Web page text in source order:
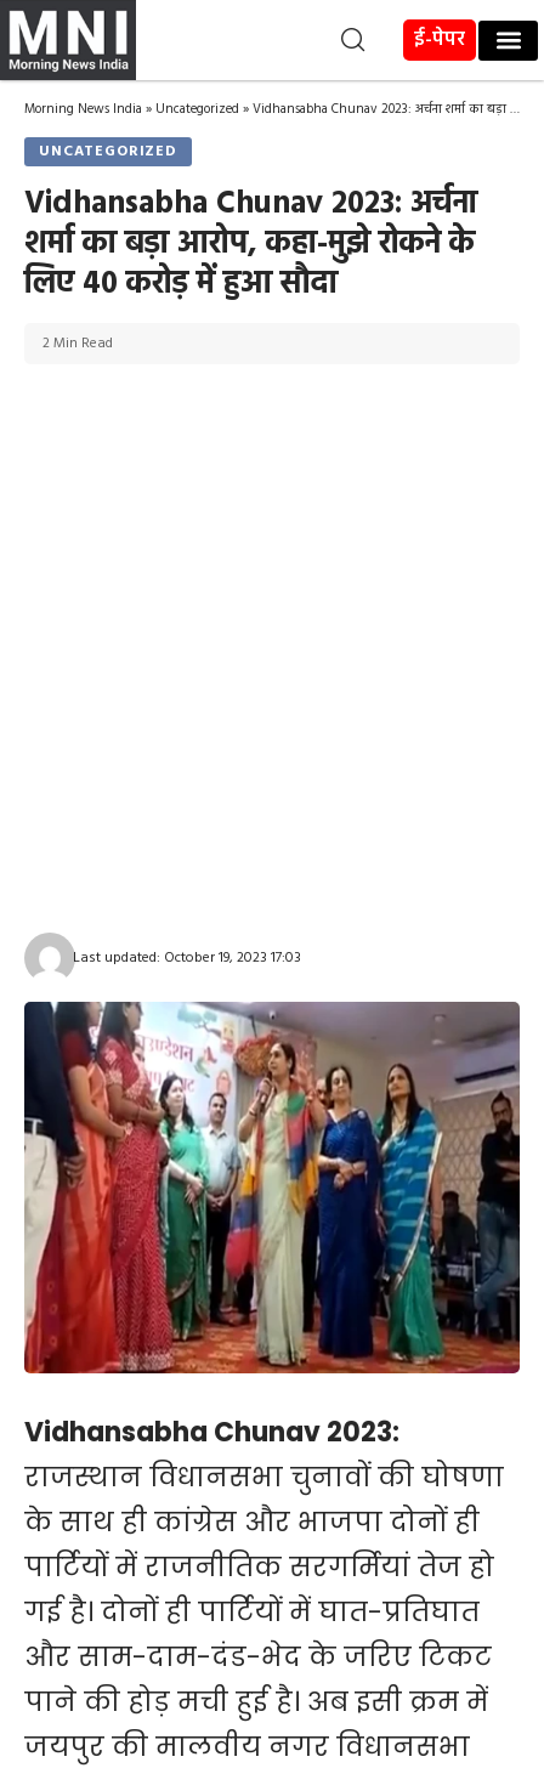
ई-पेपर
Morning News India » Uncategorized »Vidhansabha Chunav 2023: अर्चना शर्मा का बड़ा आरोप, कहा-मुझे रोकने के लिए 40 करोड़ में हुआ सौदा
UNCATEGORIZED
Vidhansabha Chunav 2023: अर्चना
शर्मा का बड़ा आरोप, कहा-मुझे रोकने के
लिए 40 करोड़ में हुआ सौदा
Last updated: October 19, 2023 17:03
2 Min Read
Vidhansabha Chunav 2023:
राजस्थान विधानसभा चुनावों की घोषणा
के साथ ही कांग्रेस और भाजपा दोनों ही
पार्टियों में राजनीतिक सरगर्मियां तेज हो
गई है। दोनों ही पार्टियों में घात-प्रतिघात
और साम-दाम-दंड-भेद के जरिए टिकट
पाने की होड़ मची हुई है। अब इसी क्रम में
जयपुर की मालवीय नगर विधानसभा